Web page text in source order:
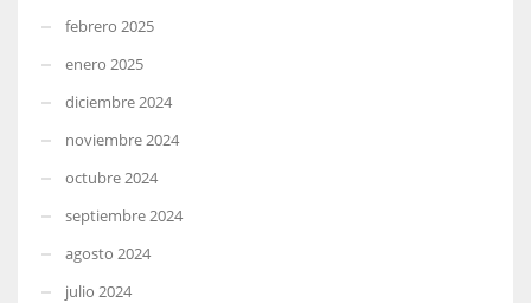
febrero 2025
enero 2025
diciembre 2024
noviembre 2024
octubre 2024
septiembre 2024
agosto 2024
julio 2024